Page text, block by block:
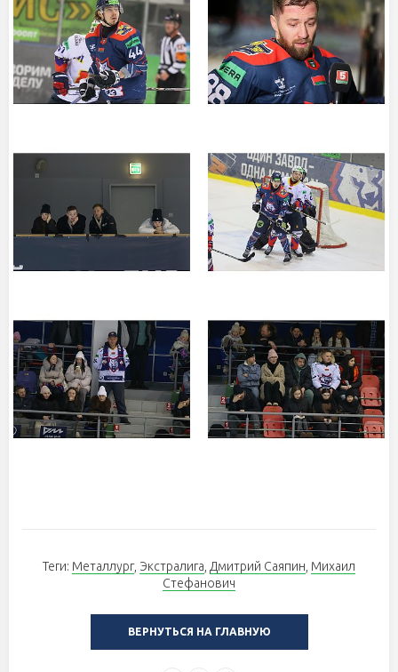
Теги: Металлург, Экстралига Дмитрий Саяпин Михаил
Стефанович
ВЕРНУТЬСЯ НА ГЛАВНУЮ